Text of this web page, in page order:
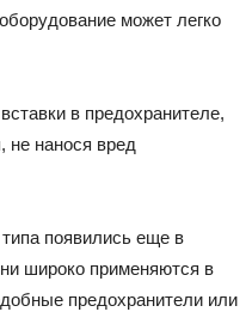
может легко
в предохранителе,
не нанося вред
появились еще в
широко применяются в
предохранители или